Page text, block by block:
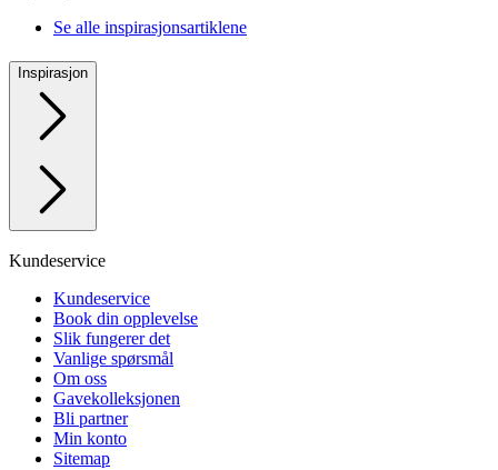
Se alle inspirasjonsartiklene
Inspirasjon
Kundeservice
Kundeservice
Book din opplevelse
Slik fungerer det
Vanlige spørsmål
Om oss
Gavekolleksjonen
Bli partner
Min konto
Sitemap